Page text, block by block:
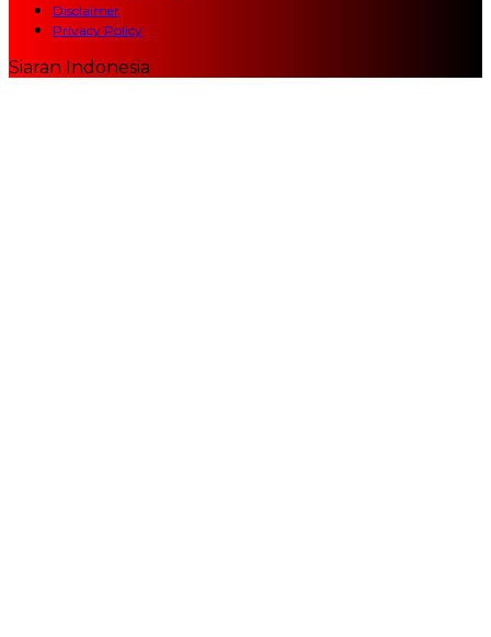
Disclaimer
Privacy Policy
Siaran Indonesia